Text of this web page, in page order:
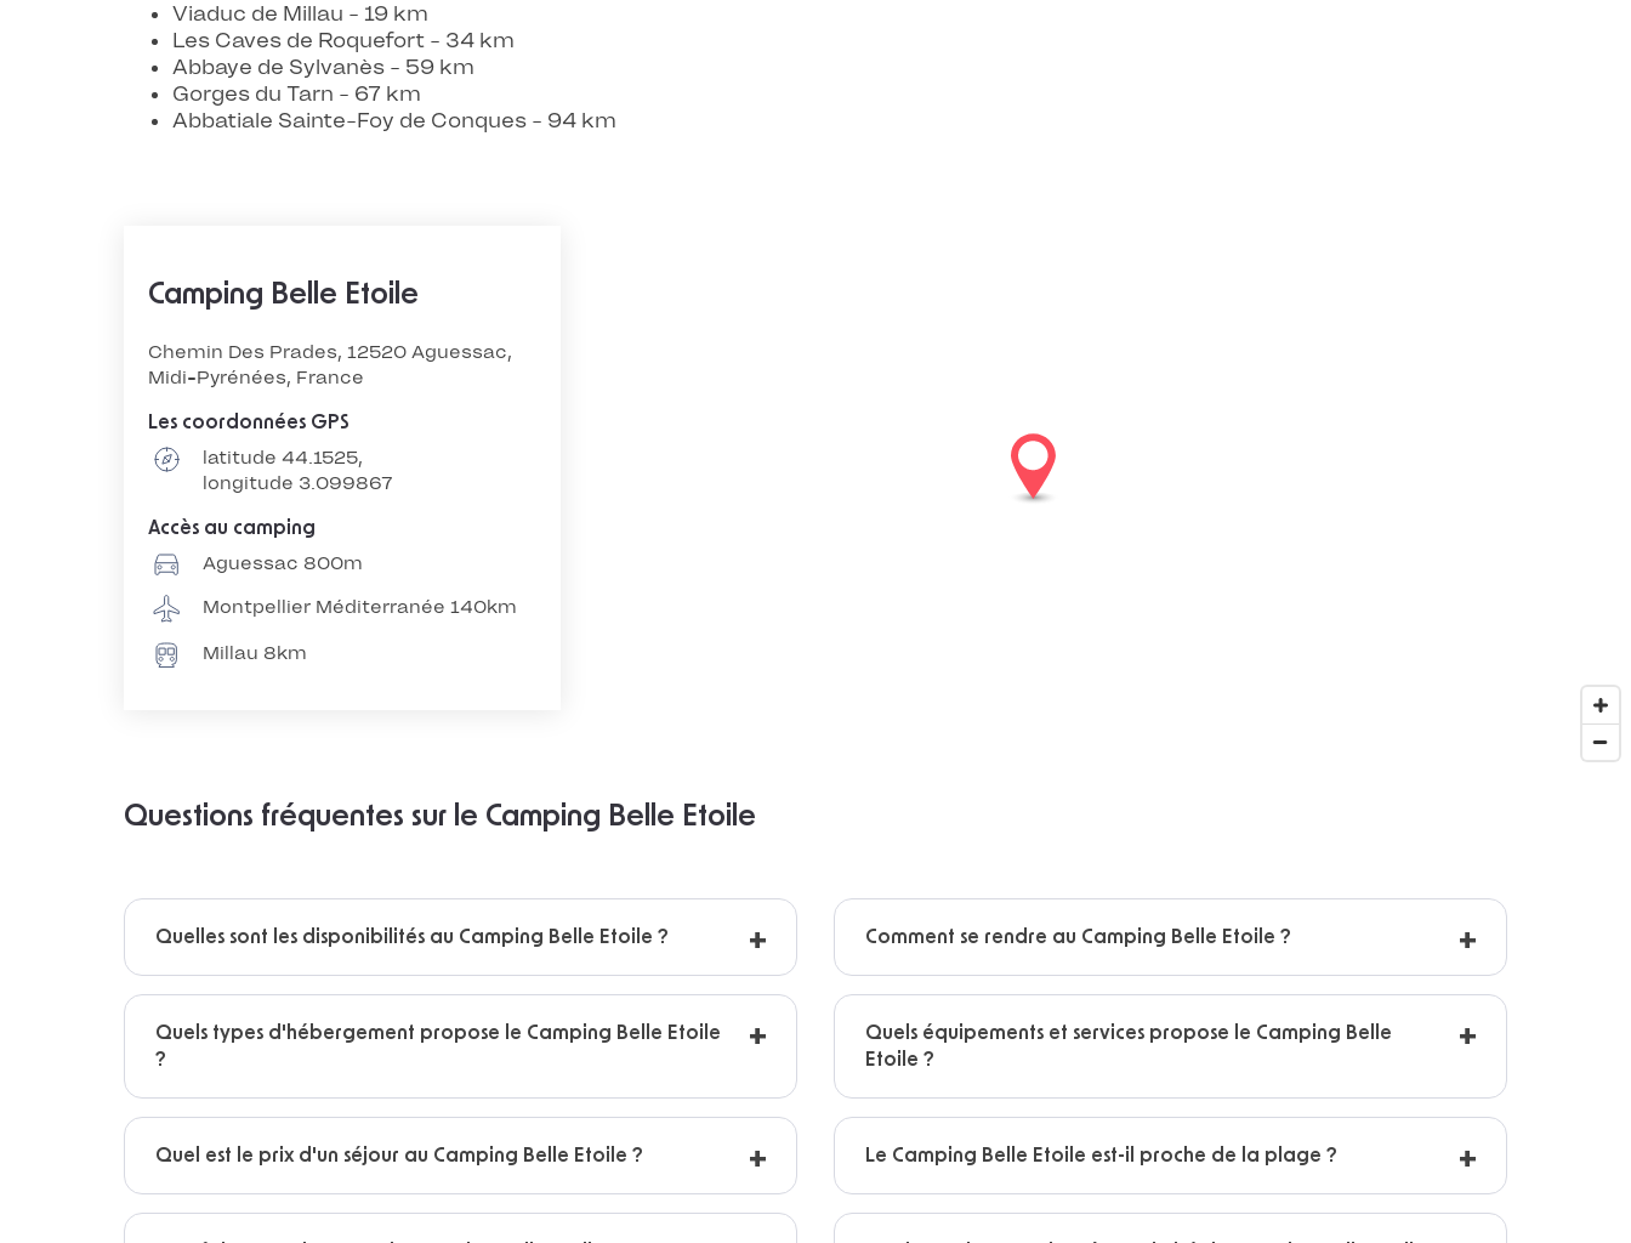
Viaduc de Millau - 19 km
Les Caves de Roquefort - 34 km
Abbaye de Sylvanès - 59 km
Gorges du Tarn - 67 km
Abbatiale Sainte-Foy de Conques - 94 km
Camping Belle Etoile
Chemin Des Prades, 12520 Aguessac,
Midi-Pyrénées, France
Les coordonnées GPS
latitude 44.1525,
longitude 3.099867
Accès au camping
Aguessac 800m
Montpellier Méditerranée 140km
Millau 8km
Questions fréquentes sur le Camping Belle Etoile
Quelles sont les disponibilités au Camping Belle Etoile ?
Quels types d'hébergement propose le Camping Belle Etoile
?
Quel est le prix d'un séjour au Camping Belle Etoile ?
Comment se rendre au Camping Belle Etoile ?
Quels équipements et services propose le Camping Belle
Etoile ?
Le Camping Belle Etoile est-il proche de la plage ?